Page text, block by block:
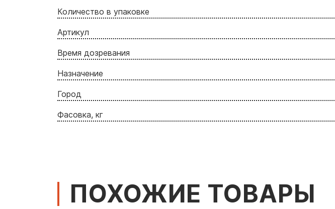
Количество в упаковке
Артикул
Время дозревания
Назначение
Город
Фасовка, кг
ПОХОЖИЕ ТОВАРЫ